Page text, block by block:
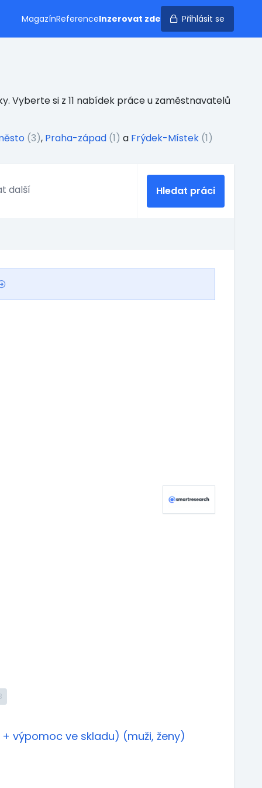
MagazínReferenceInzerovat zde Přihlásit se
Vyberte si z 11 nabídek práce u zaměstnavatelů
(3), Praha-západ (1) a Frýdek-Místek (1)
Hledat práci
výpomoc ve skladu) (muži, ženy)